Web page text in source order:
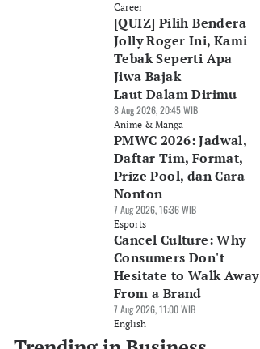
Career
[QUIZ] Pilih Bendera
Jolly Roger Ini, Kami
Tebak Seperti Apa
Jiwa Bajak
Laut Dalam Dirimu
8 Aug 2026, 20:45 WIB
Anime & Manga
PMWC 2026: Jadwal,
Daftar Tim, Format,
Prize Pool, dan Cara
Nonton
7 Aug 2026, 16:36 WIB
Esports
Cancel Culture: Why
Consumers Don't
Hesitate to Walk Away
From a Brand
7 Aug 2026, 11:00 WIB
English